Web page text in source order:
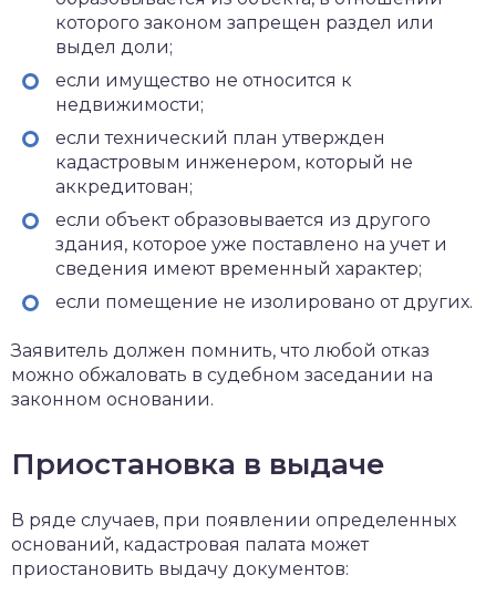
которого законом запрещен раздел или
выдел доли;
если имущество не относится к
недвижимости;
если технический план утвержден
кадастровым инженером, который не
аккредитован;
если объект образовывается из другого
здания, которое уже поставлено на учет и
сведения имеют временный характер;
если помещение не изолировано от других.
Заявитель должен помнить, что любой отказ
можно обжаловать в судебном заседании на
законном основании.
Приостановка в выдаче
В ряде случаев, при появлении определенных
оснований, кадастровая палата может
приостановить выдачу документов: